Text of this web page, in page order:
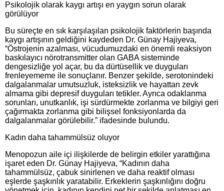
Psikolojik olarak kaygı artışı en yaygın sorun olarak
görülüyor
Bu süreçte en sık karşılaşılan psikolojik faktörlerin başında
kaygı artışının geldiğini kaydeden Dr. Günay Hajiyeva,
“Östrojenin azalması, vücudumuzdaki en önemli reaksiyon
baskılayıcı nörotransmitter olan GABA sisteminde
dengesizliğe yol açar, bu da dürtüsellik ve duyguları
frenleyememe ile sonuçlanır. Benzer şekilde, serotonindeki
dalgalanmalar umutsuzluk, isteksizlik ve hayattan zevk
almama gibi depresif duyguları tetikler. Ayrıca odaklanma
sorunları, unutkanlık, işi sürdürmekte zorlanma ve bilgiyi geri
çağırmakta zorlanma gibi bilişsel fonksiyonlarda da
dalgalanmalar görülebilir.” ifadesinde bulundu.
Kadın daha tahammülsüz oluyor
Menopozun aile içi ilişkilerde de belirgin etkiler yarattığına
işaret eden Dr. Günay Hajiyeva, “Kadının daha
tahammülsüz, çabuk sinirlenen ve daha reaktif olması
eşlerde şaşkınlık yaratabilir. Erkeklerin şaşkınlığını doğru